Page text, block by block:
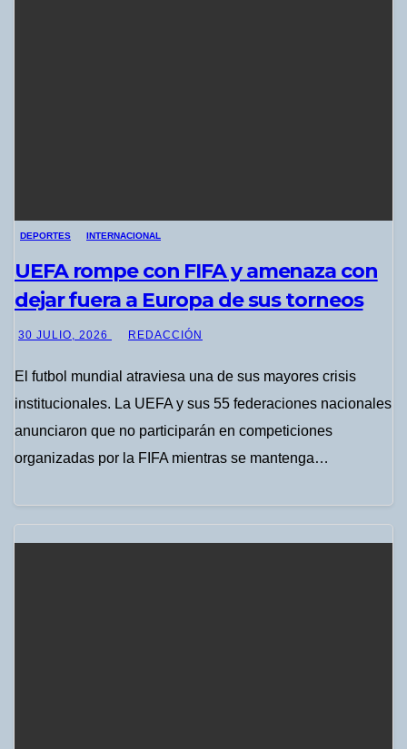
DEPORTES INTERNACIONAL
UEFA rompe con FIFA y amenaza con
dejar fuera a Europa de sus torneos
30 JULIO, 2026 REDACCIÓN
El futbol mundial atraviesa una de sus mayores crisis
institucionales. La UEFA y sus 55 federaciones nacionales
anunciaron que no participarán en competiciones
organizadas por la FIFA mientras se mantenga…